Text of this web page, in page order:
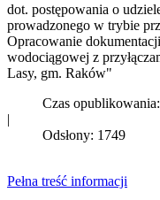
dot. postępowania o
prowadzonego w trybie
Opracowanie
wodociągowej z
Lasy, gm. Raków"
Czas
|
Odsłony: 1749
Pełna treść informacji